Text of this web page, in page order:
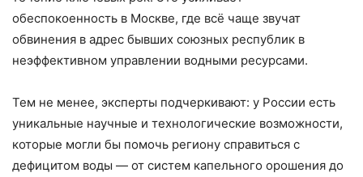
обеспокоенность в Москве, где всё чаще звучат
обвинения в адрес бывших союзных республик в
неэффективном управлении водными ресурсами.
Тем не менее, эксперты подчеркивают: у России есть
уникальные научные и технологические возможности,
которые могли бы помочь региону справиться с
дефицитом воды — от систем капельного орошения до